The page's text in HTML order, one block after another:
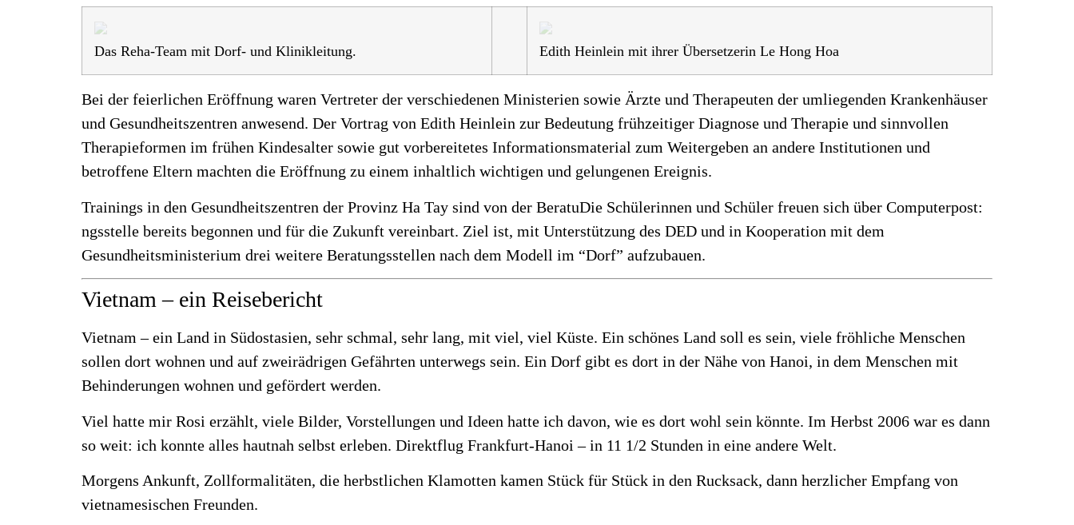
Das Reha-Team mit Dorf- und Klinikleitung. Edith Heinlein mit ihrer Übersetzerin Le Hong Hoa
Bei der feierlichen Eröffnung waren Vertreter der verschiedenen Ministerien sowie Ärzte und Therapeuten der umliegenden Krankenhäuser
und Gesundheitszentren anwesend. Der Vortrag von Edith Heinlein zur Bedeutung frühzeitiger Diagnose und Therapie und sinnvollen
Therapieformen im frühen Kindesalter sowie gut vorbereitetes Informationsmaterial zum Weitergeben an andere Institutionen und
betroffene Eltern machten die Eröffnung zu einem inhaltlich wichtigen und gelungenen Ereignis.
Trainings in den Gesundheitszentren der Provinz Ha Tay sind von der BeratuDie Schülerinnen und Schüler freuen sich über Computerpost:
ngsstelle bereits begonnen und für die Zukunft vereinbart. Ziel ist, mit Unterstützung des DED und in Kooperation mit dem
Gesundheitsministerium drei weitere Beratungsstellen nach dem Modell im “Dorf” aufzubauen.
Vietnam – ein Reisebericht
Vietnam – ein Land in Südostasien, sehr schmal, sehr lang, mit viel, viel Küste. Ein schönes Land soll es sein, viele fröhliche Menschen
sollen dort wohnen und auf zweirädrigen Gefährten unterwegs sein. Ein Dorf gibt es dort in der Nähe von Hanoi, in dem Menschen mit
Behinderungen wohnen und gefördert werden.
Viel hatte mir Rosi erzählt, viele Bilder, Vorstellungen und Ideen hatte ich davon, wie es dort wohl sein könnte. Im Herbst 2006 war es dann
so weit: ich konnte alles hautnah selbst erleben. Direktflug Frankfurt-Hanoi – in 11 1/2 Stunden in eine andere Welt.
Morgens Ankunft, Zollformalitäten, die herbstlichen Klamotten kamen Stück für Stück in den Rucksack, dann herzlicher Empfang von
vietnamesischen Freunden.